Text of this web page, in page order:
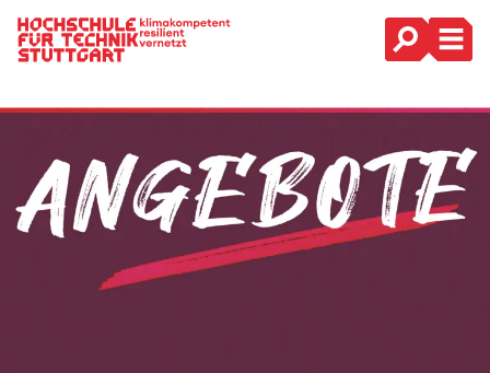
Hauptnavigation